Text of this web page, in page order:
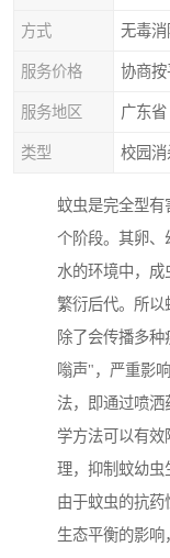
方式 无毒消
服务价格 协商
服务地区 广东省
类型 校园消
蚊虫是完全型有
个阶段。其卵、
水的环境中，成
繁衍后代。所以
除了会传播多
嗡声"，严重影
法，即通过喷洒
学方法可以有
理，抑制蚊幼虫
由于蚊虫的抗
生态平衡的影响